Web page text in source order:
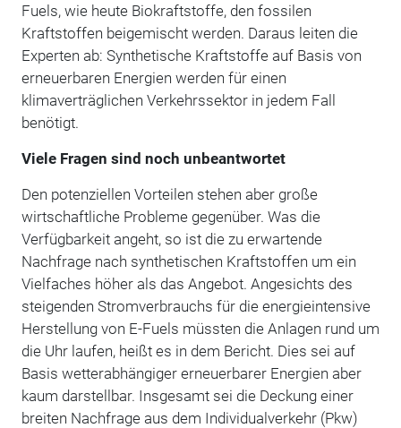
Fuels, wie heute Biokraftstoffe, den fossilen
Kraftstoffen beigemischt werden. Daraus leiten die
Experten ab: Synthetische Kraftstoffe auf Basis von
erneuerbaren Energien werden für einen
klimaverträglichen Verkehrssektor in jedem Fall
benötigt.
Viele Fragen sind noch unbeantwortet
Den potenziellen Vorteilen stehen aber große
wirtschaftliche Probleme gegenüber. Was die
Verfügbarkeit angeht, so ist die zu erwartende
Nachfrage nach synthetischen Kraftstoffen um ein
Vielfaches höher als das Angebot. Angesichts des
steigenden Stromverbrauchs für die energieintensive
Herstellung von E-Fuels müssten die Anlagen rund um
die Uhr laufen, heißt es in dem Bericht. Dies sei auf
Basis wetterabhängiger erneuerbarer Energien aber
kaum darstellbar. Insgesamt sei die Deckung einer
breiten Nachfrage aus dem Individualverkehr (Pkw)